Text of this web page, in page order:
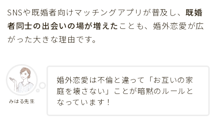
SNSや既婚者向けマッチングアプリが普及し、既婚
者同士の出会いの場が増えた ことも、婚外恋愛が広
がった大きな理由です。
みはる先生
婚外恋愛は不倫と違って「お互いの家
庭を壊さない」ことが暗黙のルールと
なっています！